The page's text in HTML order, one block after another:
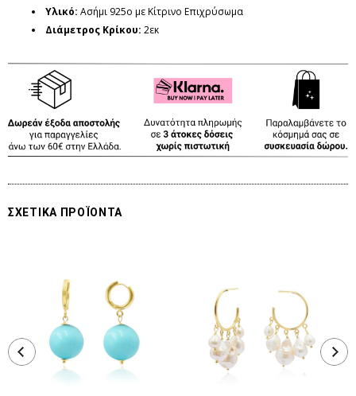
Υλικό: Ασήμι 925ο με Κίτρινο Επιχρύσωμα
Διάμετρος Κρίκου: 2εκ
ΣΧΕΤΙΚΑ ΠΡΟΪΟΝΤΑ